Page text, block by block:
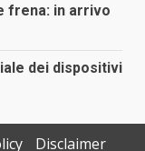
frena: in arrivo
dei dispositivi
Disclaimer